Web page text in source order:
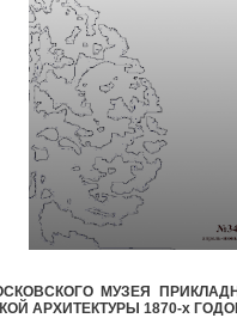
МУЗЕЯ
АРХИТЕКТУРЫ 1870-х